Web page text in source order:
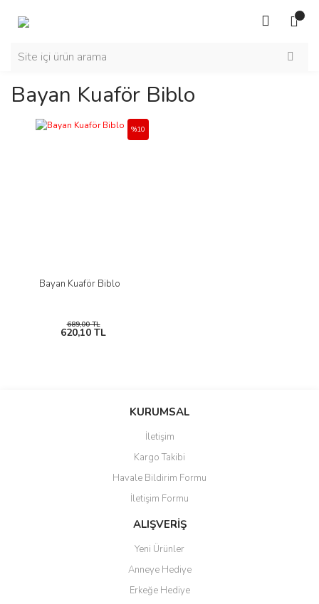
Bayan Kuaför Biblo
Bayan Kuaför Biblo
%10
689,00 TL
620,10 TL
KURUMSAL
İletişim
Kargo Takibi
Havale Bildirim Formu
İletişim Formu
ALIŞVERİŞ
Yeni Ürünler
Anneye Hediye
Erkeğe Hediye